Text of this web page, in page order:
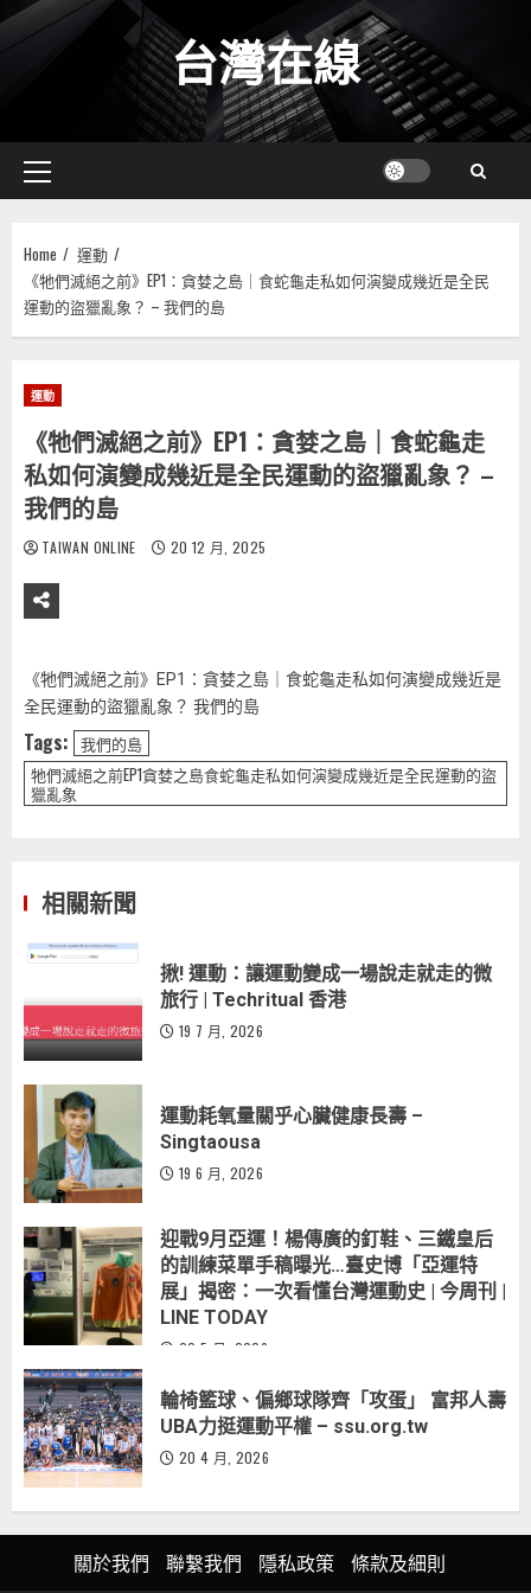
Skip
to
台灣在線
Primary
Menu
Home
運動
《牠們滅絕之前》EP1：貪婪之島｜食蛇龜走私如何演變成幾近是全民
運動的盜獵亂象？ – 我們的島
運動
《牠們滅絕之前》EP1：貪婪之島｜食蛇龜走
私如何演變成幾近是全民運動的盜獵亂象？ –
我們的島
TAIWAN ONLINE 20 12 月, 2025
《牠們滅絕之前》EP1：貪婪之島｜食蛇龜走私如何演變成幾近是
全民運動的盜獵亂象？ 我們的島
Tags: 我們的島
牠們滅絕之前EP1貪婪之島食蛇龜走私如何演變成幾近是全民運動的盜
獵亂象
相關新聞
揪! 運動：讓運動變成一場說走就走的微
旅行 | Techritual 香港
19 7 月, 2026
運動耗氧量關乎心臟健康長壽 –
Singtaousa
19 6 月, 2026
迎戰9月亞運！楊傳廣的釘鞋、三鐵皇后
的訓練菜單手稿曝光…臺史博「亞運特
展」揭密：一次看懂台灣運動史 | 今周刊 |
LINE TODAY
20 5 月, 2026
輪椅籃球、偏鄉球隊齊「攻蛋」 富邦人壽
UBA力挺運動平權 – ssu.org.tw
20 4 月, 2026
關於我們 聯繫我們 隱私政策 條款及細則